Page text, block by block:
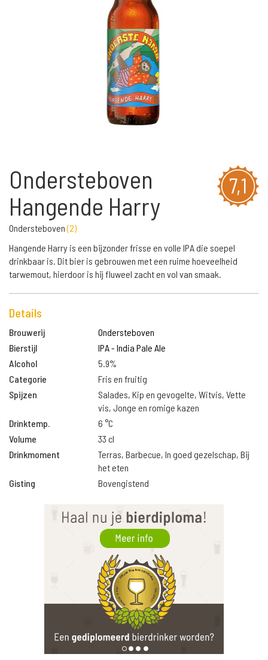
7,1
Ondersteboven
Hangende Harry
Ondersteboven(2)
Hangende Harry is een bijzonder frisse en volle IPA die soepel
drinkbaar is. Dit bier is gebrouwen met een ruime hoeveelheid
tarwemout, hierdoor is hij fluweel zacht en vol van smaak.
Details
Brouwerij
Ondersteboven
Bierstijl
IPA - India Pale Ale
Alcohol
5.9%
Categorie
Fris en fruitig
Spijzen
Salades, Kip en gevogelte, Witvis, Vette
vis, Jonge en romige kazen
Drinktemp.
6 °C
Volume
33 cl
Drinkmoment
Terras, Barbecue, In goed gezelschap, Bij
het eten
Gisting
Bovengistend